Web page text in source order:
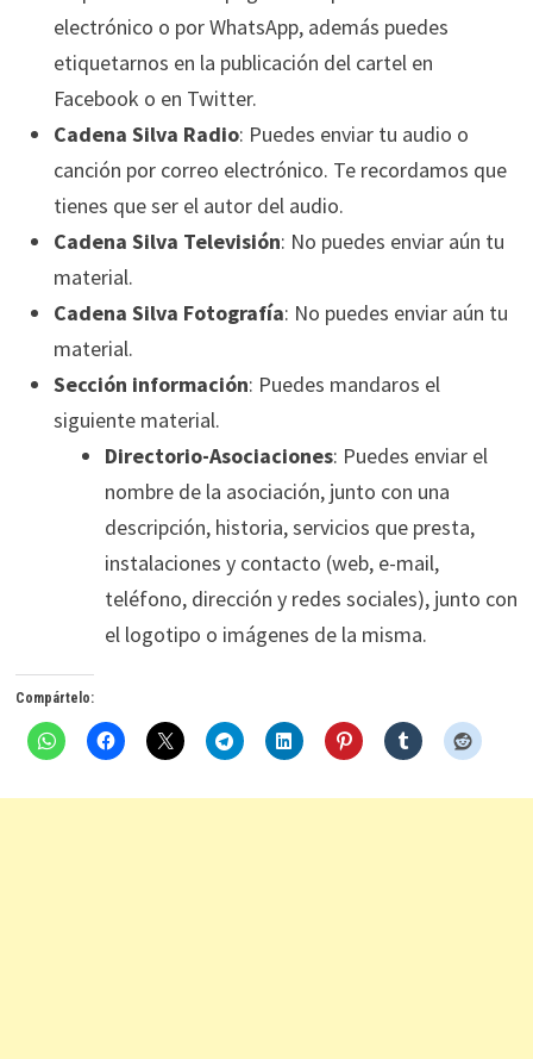
electrónico o por WhatsApp, además puedes
etiquetarnos en la publicación del cartel en
Facebook o en Twitter.
Cadena Silva Radio: Puedes enviar tu audio o
canción por correo electrónico. Te recordamos que
tienes que ser el autor del audio.
Cadena Silva Televisión: No puedes enviar aún tu
material.
Cadena Silva Fotografía: No puedes enviar aún tu
material.
Sección información: Puedes mandaros el
siguiente material.
Directorio-Asociaciones: Puedes enviar el
nombre de la asociación, junto con una
descripción, historia, servicios que presta,
instalaciones y contacto (web, e-mail,
teléfono, dirección y redes sociales), junto con
el logotipo o imágenes de la misma.
Compártelo: